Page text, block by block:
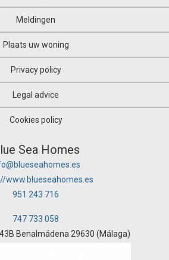
Meldingen
Plaats uw woning
Privacy policy
Legal advice
Cookies policy
Sea Homes
www.blueseahomes.es
951 243 716
747 733 058
Benalmádena 29630 (Málaga)